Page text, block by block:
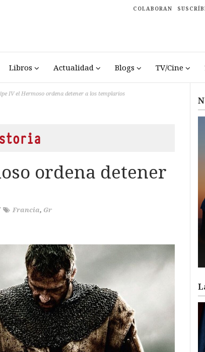
COLABORAN
Libros Actualidad Blogs TV/Cine
IV el Hermoso ordena detener a los templarios
ordena detener
Francia, Gr